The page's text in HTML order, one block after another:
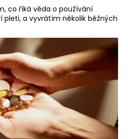
co říká věda o používání
pleti, a vyvrátím několik běžných